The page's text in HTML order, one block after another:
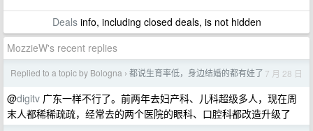
Dealsinfo, including closed deals, is not hidden
MozzieW's recent replies
Replied to a topic by Bologna › 都说生育率低，身边结婚的都有娃了 7 月 28 日
@digitv 广东一样不行了。前两年去妇产科、儿科超级多人，现在周
末人都稀稀疏疏，经常去的两个医院的眼科、口腔科都改造升级了